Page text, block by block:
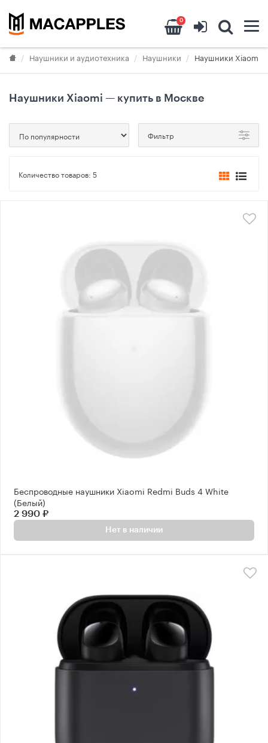
0
Наушники и аудиотехника Наушники Наушники Xiaomi
Наушники Xiaomi — купить в Москве
Фильтр
Количество товаров: 5
Беспроводные наушники Xiaomi Redmi Buds 4 White
(Белый)
2 990 ₽
Нет в наличии